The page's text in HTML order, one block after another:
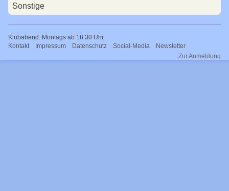
WDR
50 Jahre EAKJ
Sonstige
Klubabend: Montags ab 18:30 Uhr
Navigation
Kontakt Impressum Datenschutz Social-Media
Newsletter
Zur Anmeldung